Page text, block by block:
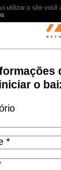
utilizar o site você
o
*